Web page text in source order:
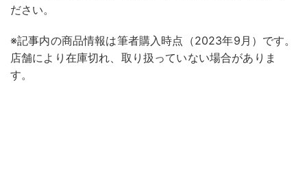
ださい。
※記事内の商品情報は筆者購入時点（2023年9月）です。
店舗により在庫切れ、取り扱っていない場合がありま
す。